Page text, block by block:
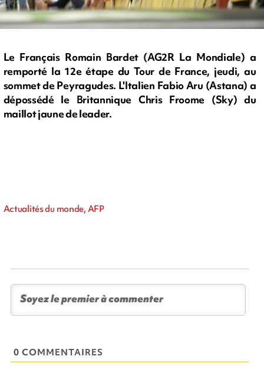
Le Français Romain Bardet (AG2R La Mondiale) a
remporté la 12e étape du Tour de France, jeudi, au
sommet de Peyragudes. L'Italien Fabio Aru (Astana) a
dépossédé le Britannique Chris Froome (Sky) du
maillot jaune de leader.
Actualités du monde, AFP
0 COMMENTAIRES